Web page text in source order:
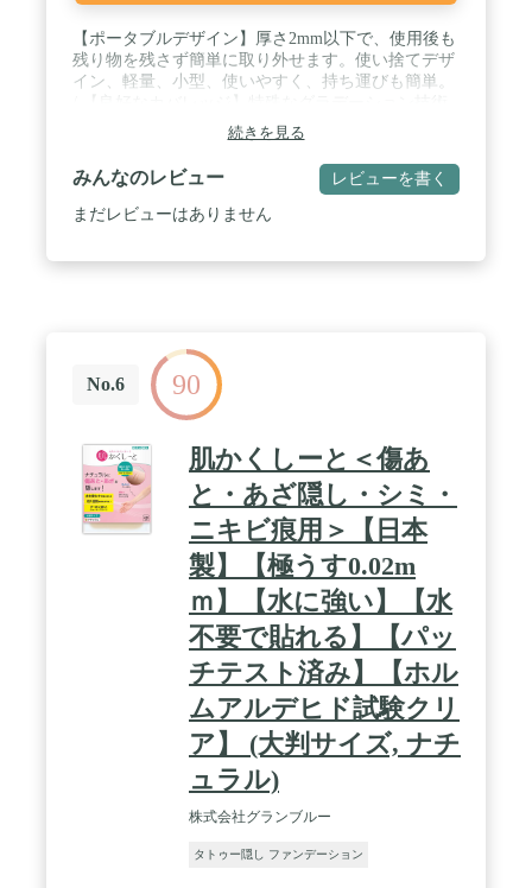
【ポータブルデザイン】厚さ2mm以下で、使用後も
残り物を残さず簡単に取り外せます。使い捨てデザ
イン、軽量、小型、使いやすく、持ち運びも簡単。
を搭載し、あざ、傷跡、あざなどの傷を完全にカバ
ーする、人間の肌のような質感。べたつきが強く、
通気性に優れた肌にやさしい素材です。 / 【簡単な
貼り付け】これらのインビジブルコンシーラーステ
ッカーの使い方は、複雑な説明はありません。傷跡
陥隠蔽ステッカーは、目に見えない肌の色調で設計
されています。小面積の傷跡、あざ、小さな傷をカ
バーするのに適しています。
続きを見る
みんなのレビュー レビューを書く
まだレビューはありません
No.6 90
肌かくしーと＜傷あ
と・あざ隠し・シミ・
ニキビ痕用＞【日本
製】【極うす0.02m
ｍ】【水に強い】【水
不要で貼れる】【パッ
チテスト済み】【ホル
ムアルデヒド試験クリ
ア】 (大判サイズ, ナチ
ュラル)
株式会社グランブルー
タトゥー隠し ファンデーション